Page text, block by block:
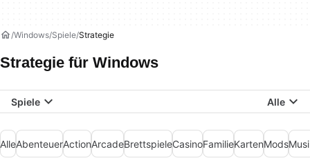
Windows Spiele Strategie
Strategie für Windows
Spiele Alle
AlleAbenteuerActionArcadeBrettspieleCasinoFamilieKartenMods